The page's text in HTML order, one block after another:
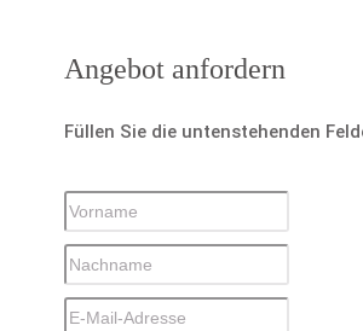
Angebot anfordern
Füllen Sie die untenstehenden